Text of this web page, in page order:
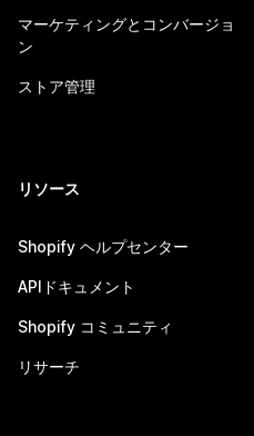
マーケティングとコンバージョ
ン
ストア管理
リソース
Shopify ヘルプセンター
APIドキュメント
Shopify コミュニティ
リサーチ